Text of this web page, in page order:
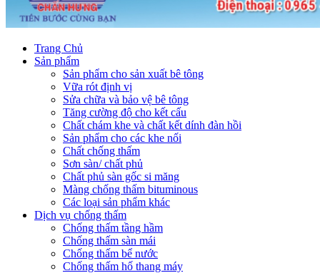
Trang Chủ
Sản phẩm
Sản phẩm cho sản xuất bê tông
Vữa rót định vị
Sửa chữa và bảo vệ bê tông
Tăng cường độ cho kết cấu
Chất chám khe và chất kết dính đàn hồi
Sản phẩm cho các khe nối
Chất chống thấm
Sơn sàn/ chất phủ
Chất phủ sàn gốc si măng
Màng chống thấm bituminous
Các loại sản phẩm khác
Dịch vụ chống thấm
Chống thấm tầng hầm
Chống thấm sàn mái
Chống thấm bể nước
Chống thấm hố thang máy